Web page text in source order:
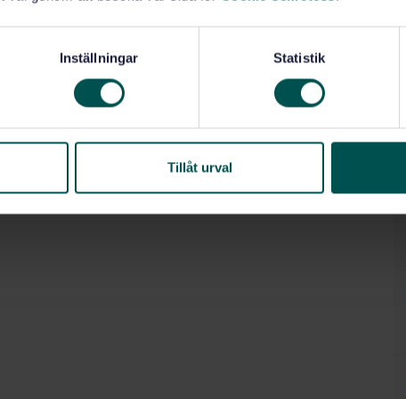
Inställningar Statistik
Tillåt urval